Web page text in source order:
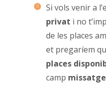
Si vols venir a
privat i no
de les places
et pregaríem
places
camp missatge